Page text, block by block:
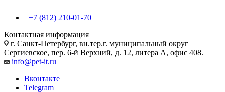
+7 (812) 210-01-70
Контактная информация
г. Санкт-Петербург, вн.тер.г. муниципальный округ
Сергиевское, пер. 6-й Верхний, д. 12, литера А, офис 408.
info@pet-it.ru
Вконтакте
Telegram